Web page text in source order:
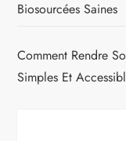
Biosourcées Saines
Comment Rendre
Simples Et